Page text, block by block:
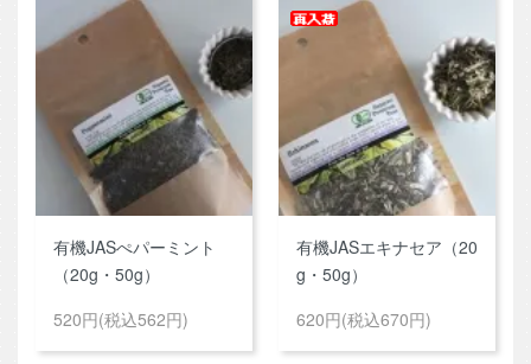
有機JASぺパーミント
（20g・50g）
520円(税込562円)
有機JASエキナセア（20
g・50g）
620円(税込670円)